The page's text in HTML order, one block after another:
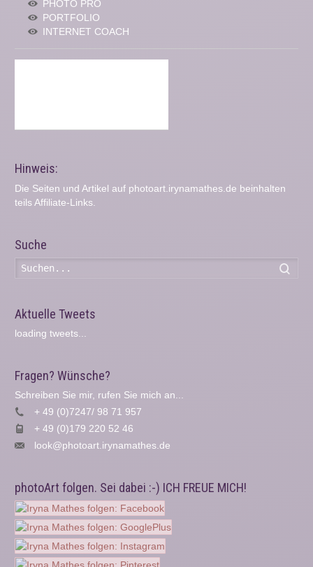
PHOTO PRO
PORTFOLIO
INTERNET COACH
Hinweis:
Die Seiten und Artikel auf photoart.irynamathes.de beinhalten
teils Affiliate-Links.
Suche
Aktuelle Tweets
loading tweets...
Fragen? Wünsche?
Schreiben Sie mir, rufen Sie mich an...
+ 49 (0)7247/ 98 71 957
+ 49 (0)179 220 52 46
look@photoart.irynamathes.de
photoArt folgen. Sei dabei :-) ICH FREUE MICH!